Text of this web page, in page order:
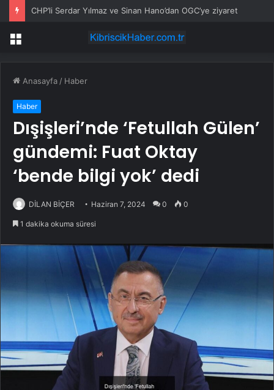
CHP’li Serdar Yılmaz ve Sinan Hano’dan OGC’ye ziyaret
Menü
Anasayfa / Haber
Haber
Dışişleri’nde ‘Fetullah Gülen’
gündemi: Fuat Oktay
‘bende bilgi yok’ dedi
DİLAN BİÇER Haziran 7, 2024 0 0
1 dakika okuma süresi